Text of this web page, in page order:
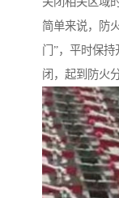
简单来说，防
门”，平时保
闭，起到防火